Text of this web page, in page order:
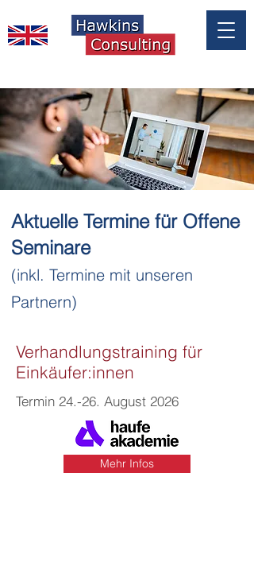
Aktuelle Termine für Offene
Seminare
(inkl. Termine mit unseren
Partnern)
Verhandlungstraining für
Einkäufer:innen
Termin 24.-26. August 2026
Mehr Infos